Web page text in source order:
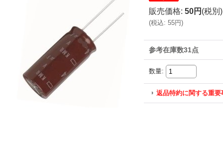
販売価格: 50円 (税別)
(税込: 55円)
参考在庫数31点
数量:
返品特約に関する重要